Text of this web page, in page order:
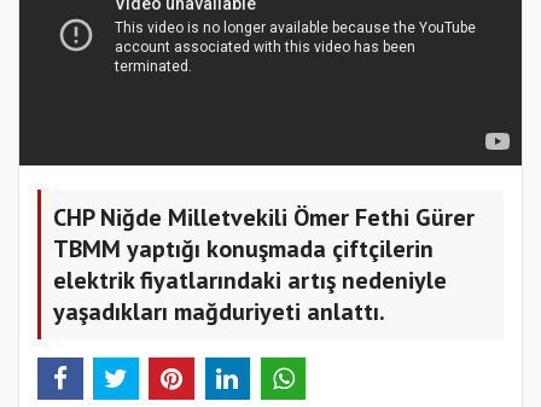
CHP Niğde Milletvekili Ömer Fethi Gürer
TBMM yaptığı konuşmada çiftçilerin
elektrik fiyatlarındaki artış nedeniyle
yaşadıkları mağduriyeti anlattı.